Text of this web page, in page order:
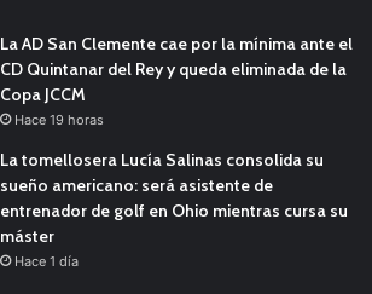
La AD San Clemente cae por la mínima ante el
CD Quintanar del Rey y queda eliminada de la
Copa JCCM
Hace 19 horas
La tomellosera Lucía Salinas consolida su
sueño americano: será asistente de
entrenador de golf en Ohio mientras cursa su
máster
Hace 1 día